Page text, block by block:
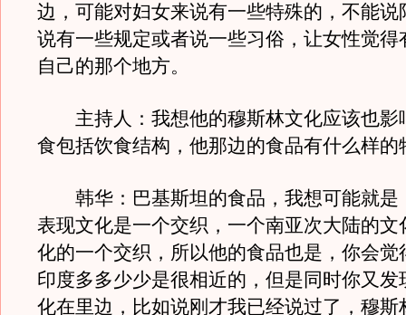
边，可能对妇女来说有一些特殊的，不能说
说有一些规定或者说一些习俗，让女性觉得
自己的那个地方。
主持人：我想他的穆斯林文化应该也影
食包括饮食结构，他那边的食品有什么样的
韩华：巴基斯坦的食品，我想可能就是
表现文化是一个交织，一个南亚次大陆的文
化的一个交织，所以他的食品也是，你会觉
印度多多少少是很相近的，但是同时你又发
化在里边，比如说刚才我已经说过了，穆斯